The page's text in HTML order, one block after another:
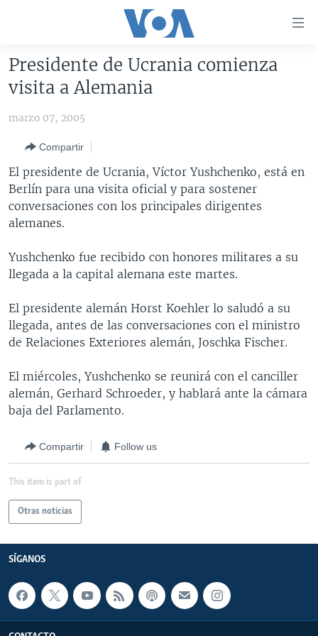
accesibilidad
Salte
navegador
principal
Salte
AMÉRICA DEL NORTE
MÉXICO
HAITÍ
ELECCIONES EEUU
VOTO DIVIDIDO
VOA VERIFICA
VOA VERIFICA UCRANIA/RUSIA
VOA VERIFICA INMIGRACIÓN
VOA VERIFICA AMÉRICA LATINA
AMÉRICA LATINA
ARGENTINA
BOLIVIA
COLOMBIA
CHILE
PERÚ
ECUADOR
VENEZUELA
CHINA EN AMÉRICA LATINA
CENTROAMÉRICA
COSTA RICA
EL SALVADOR
GUATEMALA
HONDURAS
NICARAGUA
OTRAS SECCIONES
INMIGRACIÓN
LIBERTAD DE PRENSA
MUNDO
ECONOMÍA
TECNOLOGÍA
DEPORTES
ESPECIALES DE LA VOA
LIBERTAD DE PRENSA
UCRANIA
MULTIMEDIA
FOTOGRAFÍA
AUDIOS
EL MUNDO AL DÍA
FORO INTERAMERICANO
PANORAMA
RADIO
AVANCE INFORMATIVO
ESTADOS UNIDOS AL DÍA
EL MUNDO AL DÍA [RADIO]
DEPORTIVO INTERNACIONAL
NOTA ECONÓMICA
ENTRETENIMIENTO
DIRECT
SÍGANOS
Presidente de Ucrania comienza
visita a Alemania
marzo 07, 2005
Compartir
El presidente de Ucrania, Víctor Yushchenko, está en
Berlín para una visita oficial y para sostener
conversaciones con los principales dirigentes
alemanes.
Yushchenko fue recibido con honores militares a su
llegada a la capital alemana este martes.
El presidente alemán Horst Koehler lo saludó a su
llegada, antes de las conversaciones con el ministro
de Relaciones Exteriores alemán, Joschka Fischer.
El miércoles, Yushchenko se reunirá con el canciller
alemán, Gerhard Schroeder, y hablará ante la cámara
baja del Parlamento.
Compartir Follow us
This item is part of
Otras noticias
SÍGANOS